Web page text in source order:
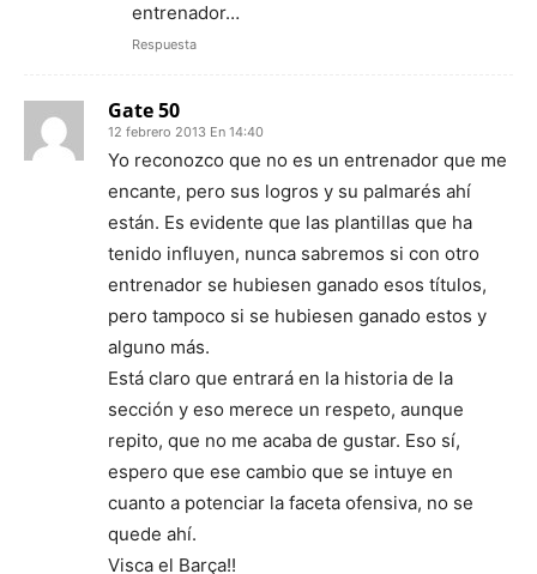
entrenador…
Respuesta
Gate 50
12 febrero 2013 En 14:40
Yo reconozco que no es un entrenador que me
encante, pero sus logros y su palmarés ahí
están. Es evidente que las plantillas que ha
tenido influyen, nunca sabremos si con otro
entrenador se hubiesen ganado esos títulos,
pero tampoco si se hubiesen ganado estos y
alguno más.
Está claro que entrará en la historia de la
sección y eso merece un respeto, aunque
repito, que no me acaba de gustar. Eso sí,
espero que ese cambio que se intuye en
cuanto a potenciar la faceta ofensiva, no se
quede ahí.
Visca el Barça!!